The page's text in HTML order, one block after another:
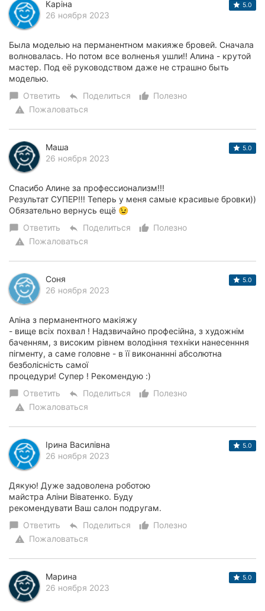
Ужгород
Карпаты
Каріна
26 ноября 2023
5.0
Была моделью на перманентном макияже бровей. Сначала
волновалась. Но потом все волненья ушли!! Алина - крутой
мастер. Под её руководством даже не страшно быть
моделью.
chat_bubble Ответить reply Поделиться thumb_up_alt
Полезно
warning Пожаловаться
Маша
26 ноября 2023
5.0
Спасибо Алине за профессионализм!!!
Результат СУПЕР!!! Теперь у меня самые красивые бровки))
Обязательно вернусь ещё 😉
chat_bubble Ответить reply Поделиться thumb_up_alt
Полезно
warning Пожаловаться
Соня
26 ноября 2023
5.0
Аліна з перманентного макіяжу
- вище всіх похвал ! Надзвичайно професійна, з художнім
баченням, з високим рівнем володіння техніки нанесенння
пігменту, а саме головне - в її виконаннні абсолютна
безболісність самої
процедури! Супер ! Рекомендую :)
chat_bubble Ответить reply Поделиться thumb_up_alt
Полезно
warning Пожаловаться
Ірина Василівна
26 ноября 2023
5.0
Дякую! Дуже задоволена роботою
майстра Аліни Віватенко. Буду
рекомендувати Ваш салон подругам.
chat_bubble Ответить reply Поделиться thumb_up_alt
Полезно
warning Пожаловаться
Марина
26 ноября 2023
5.0